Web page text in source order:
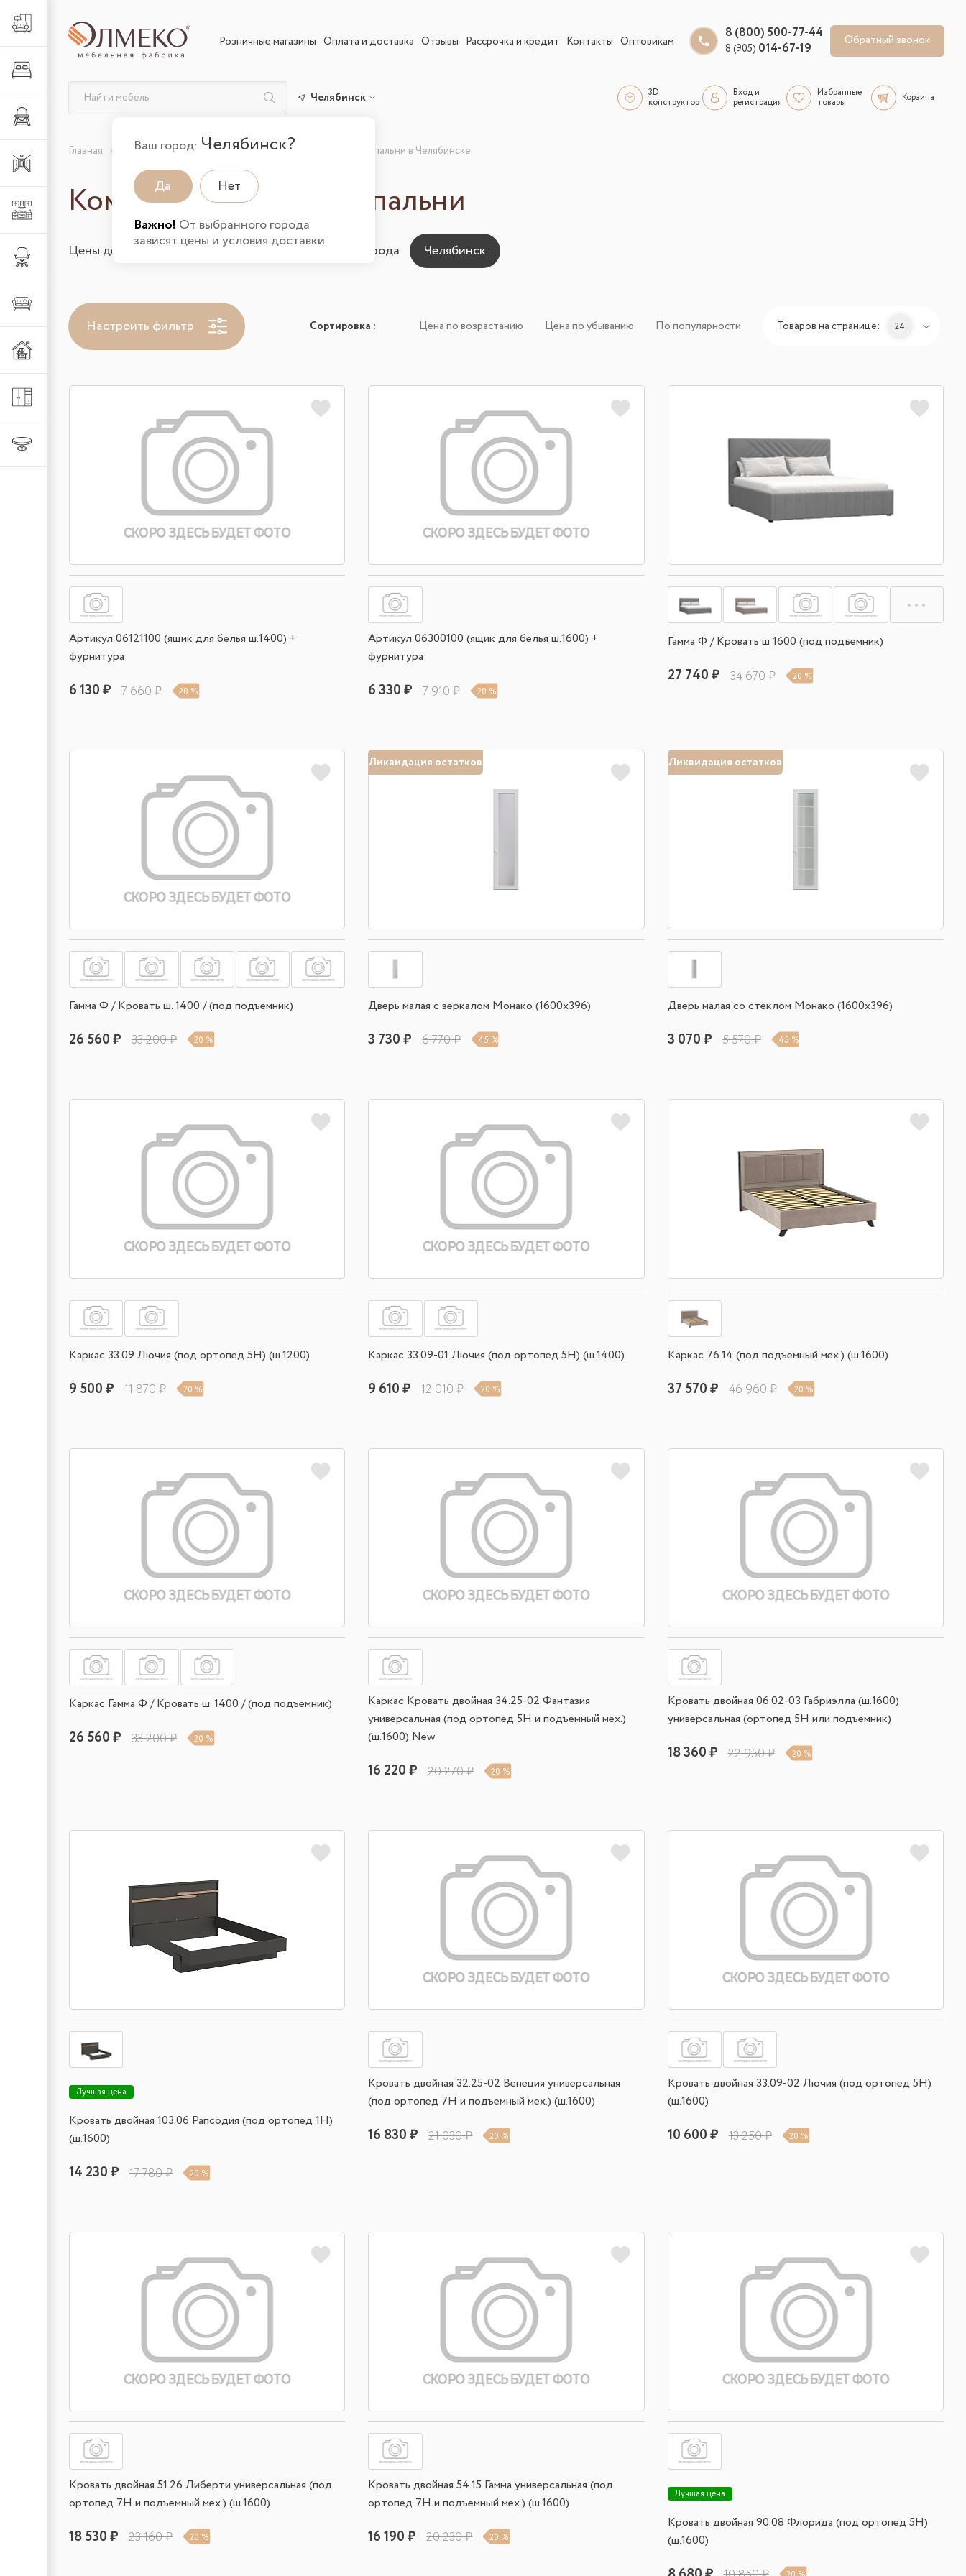
Гостиная
Кухня
Офис
Мягкая
Мебель из металла
Розничные магазины Оплата и доставка Отзывы Рассрочка и кредит Контакты Оптовикам
8 (800) 500-77-44
8 (905) 014-67-19 Обратный звонок
Челябинск
Ваш город: Челябинск?
Да Нет
Важно! От выбранного города
зависят цены и условия доставки.
3D
конструктор
Вход и
регистрация
Избранные
товары
Корзина
Главная Каталог товаров Спальня Комплектующие для спальни в Челябинске
Комплектующие для спальни
Цены действительны на 09.08.2026 и указаны для города
Настроить фильтр Сортировка : Цена по возрастанию Цена по убыванию По популярности Товаров на странице: 24
Артикул 06121100 (ящик для белья ш.1400) +
фурнитура
6 130 ₽ 7 660 ₽ 20 %
Артикул 06300100 (ящик для белья ш.1600) +
фурнитура
6 330 ₽ 7 910 ₽ 20 %
Гамма Ф / Кровать ш 1600 (под подъемник)
27 740 ₽ 34 670 ₽ 20 %
Гамма Ф / Кровать ш. 1400 / (под подъемник)
26 560 ₽ 33 200 ₽ 20 %
Ликвидация остатков
Дверь малая с зеркалом Монако (1600х396)
3 730 ₽ 6 770 ₽ 45 %
Ликвидация остатков
Дверь малая со стеклом Монако (1600х396)
3 070 ₽ 5 570 ₽ 45 %
Каркас 33.09 Лючия (под ортопед 5Н) (ш.1200)
9 500 ₽ 11 870 ₽ 20 %
Каркас 33.09-01 Лючия (под ортопед 5Н) (ш.1400)
9 610 ₽ 12 010 ₽ 20 %
Каркас 76.14 (под подъемный мех.) (ш.1600)
37 570 ₽ 46 960 ₽ 20 %
Каркас Гамма Ф / Кровать ш. 1400 / (под подъемник)
26 560 ₽ 33 200 ₽ 20 %
Каркас Кровать двойная 34.25-02 Фантазия
универсальная (под ортопед 5Н и подъемный мех.)
(ш.1600) New
16 220 ₽ 20 270 ₽ 20 %
Кровать двойная 06.02-03 Габриэлла (ш.1600)
универсальная (ортопед 5Н или подъемник)
18 360 ₽ 22 950 ₽ 20 %
Лучшая цена
Кровать двойная 103.06 Рапсодия (под ортопед 1Н)
(ш.1600)
14 230 ₽ 17 780 ₽ 20 %
Кровать двойная 32.25-02 Венеция универсальная
(под ортопед 7Н и подъемный мех.) (ш.1600)
16 830 ₽ 21 030 ₽ 20 %
Кровать двойная 33.09-02 Лючия (под ортопед 5Н)
(ш.1600)
10 600 ₽ 13 250 ₽ 20 %
Кровать двойная 51.26 Либерти универсальная (под
ортопед 7Н и подъемный мех.) (ш.1600)
18 530 ₽ 23 160 ₽ 20 %
Кровать двойная 54.15 Гамма универсальная (под
ортопед 7Н и подъемный мех.) (ш.1600)
16 190 ₽ 20 230 ₽ 20 %
Лучшая цена
Кровать двойная 90.08 Флорида (под ортопед 5Н)
(ш.1600)